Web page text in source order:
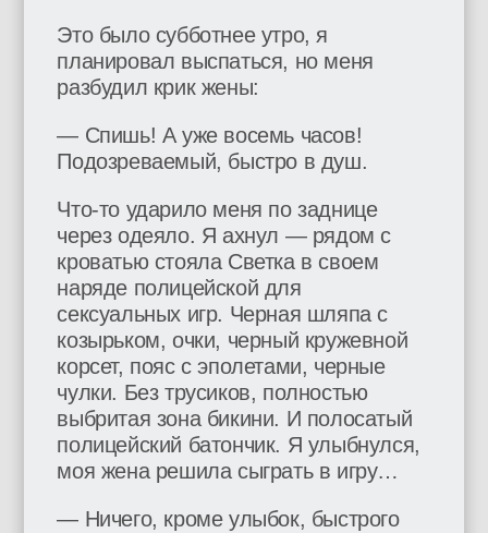
Это было субботнее утро, я
планировал выспаться, но меня
разбудил крик жены:
— Спишь! А уже восемь часов!
Подозреваемый, быстро в душ.
Что-то ударило меня по заднице
через одеяло. Я ахнул — рядом с
кроватью стояла Светка в своем
наряде полицейской для
сексуальных игр. Черная шляпа с
козырьком, очки, черный кружевной
корсет, пояс с эполетами, черные
чулки. Без трусиков, полностью
выбритая зона бикини. И полосатый
полицейский батончик. Я улыбнулся,
моя жена решила сыграть в игру…
— Ничего, кроме улыбок, быстрого